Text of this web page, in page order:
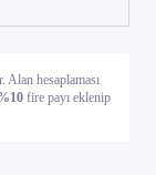
Alan hesaplaması
fire payı eklenip